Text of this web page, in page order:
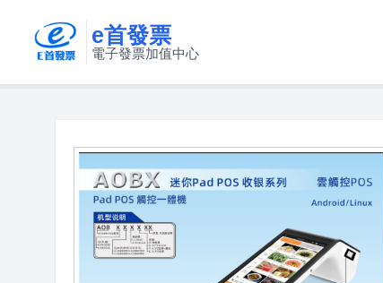
e首發票
電子發票加值中心